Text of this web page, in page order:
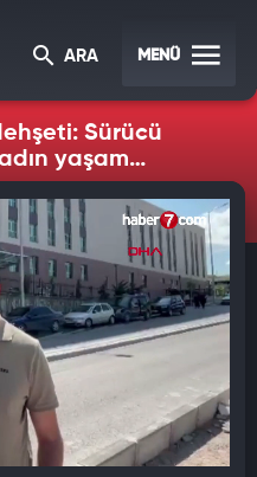
ARA MENÜ
Sürücü
yaşam